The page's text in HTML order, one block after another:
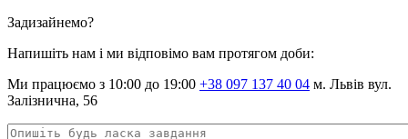
Задизайнемо?
Напишіть нам і ми відповімо вам протягом доби:
Ми працюємо з 10:00 до 19:00 +38 097 137 40 04 м. Львів вул.
Залізнична, 56